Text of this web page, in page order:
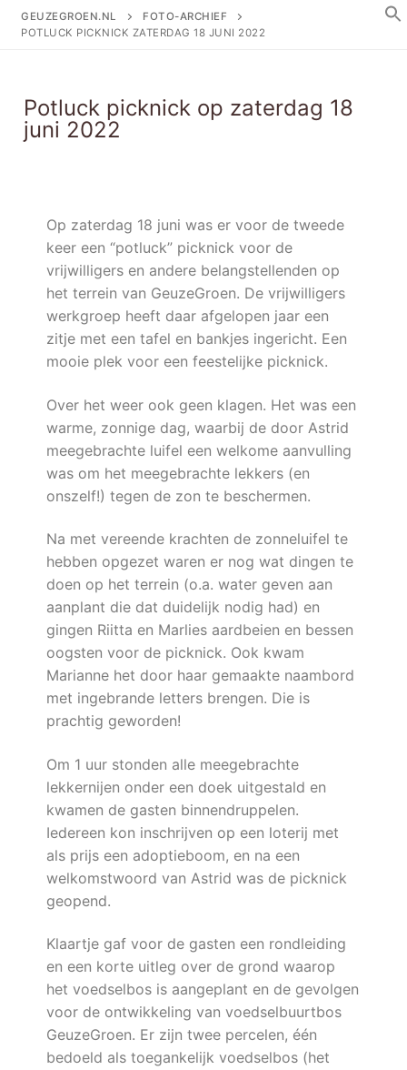
GEUZEGROEN.NL
FOTO-ARCHIEF
POTLUCK PICKNICK ZATERDAG 18 JUNI 2022
Potluck picknick op zaterdag 18
juni 2022
Op zaterdag 18 juni was er voor de tweede
keer een “potluck” picknick voor de
vrijwilligers en andere belangstellenden op
het terrein van GeuzeGroen. De vrijwilligers
werkgroep heeft daar afgelopen jaar een
zitje met een tafel en bankjes ingericht. Een
mooie plek voor een feestelijke picknick.
Over het weer ook geen klagen. Het was een
warme, zonnige dag, waarbij de door Astrid
meegebrachte luifel een welkome aanvulling
was om het meegebrachte lekkers (en
onszelf!) tegen de zon te beschermen.
Na met vereende krachten de zonneluifel te
hebben opgezet waren er nog wat dingen te
doen op het terrein (o.a. water geven aan
aanplant die dat duidelijk nodig had) en
gingen Riitta en Marlies aardbeien en bessen
oogsten voor de picknick. Ook kwam
Marianne het door haar gemaakte naambord
met ingebrande letters brengen. Die is
prachtig geworden!
Om 1 uur stonden alle meegebrachte
lekkernijen onder een doek uitgestald en
kwamen de gasten binnendruppelen.
Iedereen kon inschrijven op een loterij met
als prijs een adoptieboom, en na een
welkomstwoord van Astrid was de picknick
geopend.
Klaartje gaf voor de gasten een rondleiding
en een korte uitleg over de grond waarop
het voedselbos is aangeplant en de gevolgen
voor de ontwikkeling van voedselbuurtbos
GeuzeGroen. Er zijn twee percelen, één
bedoeld als toegankelijk voedselbos (het